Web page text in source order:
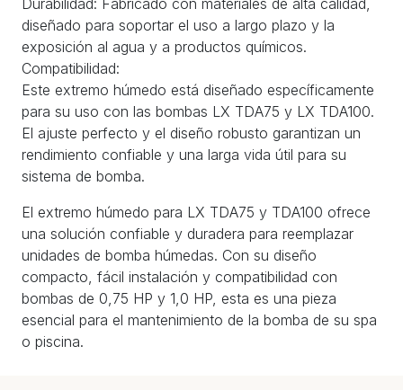
diseñado para soportar el uso a largo plazo y la
exposición al agua y a productos químicos.
Compatibilidad:
Este extremo húmedo está diseñado específicamente
para su uso con las bombas LX TDA75 y LX TDA100.
El ajuste perfecto y el diseño robusto garantizan un
rendimiento confiable y una larga vida útil para su
sistema de bomba.
El extremo húmedo para LX TDA75 y TDA100 ofrece
una solución confiable y duradera para reemplazar
unidades de bomba húmedas. Con su diseño
compacto, fácil instalación y compatibilidad con
bombas de 0,75 HP y 1,0 HP, esta es una pieza
esencial para el mantenimiento de la bomba de su spa
o piscina.